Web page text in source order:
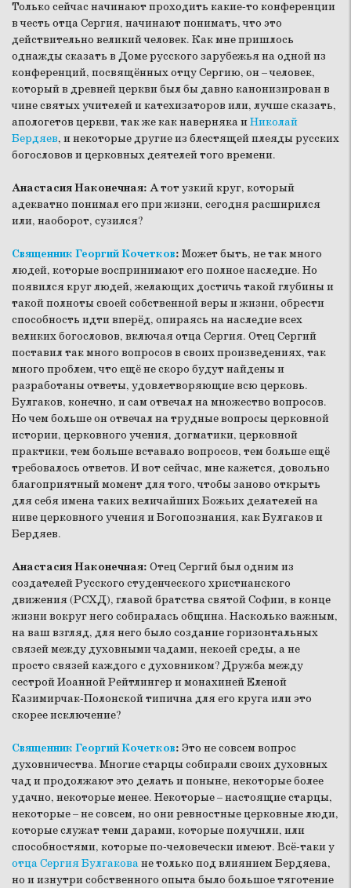
Только сейчас начинают проходить какие-то конференции
в честь отца Сергия, начинают понимать, что это
действительно великий человек. Как мне пришлось
однажды сказать в Доме русского зарубежья на одной из
конференций, посвящённых отцу Сергию, он – человек,
который в древней церкви был бы давно канонизирован в
чине святых учителей и катехизаторов или, лучше сказать,
апологетов церкви, так же как наверняка иНиколай
Бердяев, и некоторые другие из блестящей плеяды русских
богословов и церковных деятелей того времени.
Анастасия Наконечная: А тот узкий круг, который
адекватно понимал его при жизни, сегодня расширился
или, наоборот, сузился?
Священник Георгий Кочетков: Может быть, не так много
людей, которые воспринимают его полное наследие. Но
появился круг людей, желающих достичь такой глубины и
такой полноты своей собственной веры и жизни, обрести
способность идти вперёд, опираясь на наследие всех
великих богословов, включая отца Сергия. Отец Сергий
поставил так много вопросов в своих произведениях, так
много проблем, что ещё не скоро будут найдены и
разработаны ответы, удовлетворяющие всю церковь.
Булгаков, конечно, и сам отвечал на множество вопросов.
Но чем больше он отвечал на трудные вопросы церковной
истории, церковного учения, догматики, церковной
практики, тем больше вставало вопросов, тем больше ещё
требовалось ответов. И вот сейчас, мне кажется, довольно
благоприятный момент для того, чтобы заново открыть
для себя имена таких величайших Божьих делателей на
ниве церковного учения и Богопознания, как Булгаков и
Бердяев.
Анастасия Наконечная: Отец Сергий был одним из
создателей Русского студенческого христианского
движения (РСХД), главой братства святой Софии, в конце
жизни вокруг него собиралась община. Насколько важным,
на ваш взгляд, для него было создание горизонтальных
связей между духовными чадами, некоей среды, а не
просто связей каждого с духовником? Дружба между
сестрой Иоанной Рейтлингер и монахиней Еленой
Казимирчак-Полонской типична для его круга или это
скорее исключение?
Священник Георгий Кочетков: Это не совсем вопрос
духовничества. Многие старцы собирали своих духовных
чад и продолжают это делать и поныне, некоторые более
удачно, некоторые менее. Некоторые – настоящие старцы,
некоторые – не совсем, но они ревностные церковные люди,
которые служат теми дарами, которые получили, или
способностями, которые по-человечески имеют. Всё-таки у
отца Сергия Булгаковане только под влиянием Бердяева,
но и изнутри собственного опыта было большое тяготение